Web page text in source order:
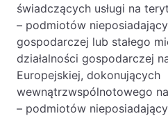
świadczących usługi na
– podmiotów
gospodarczej lub stałego
działalności gospodarczej
Europejskiej, dokonujących
wewnątrzwspólnotowego
– podmiotów